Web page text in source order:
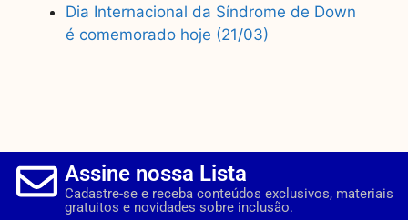
Dia Internacional da Síndrome de Down
é comemorado hoje (21/03)
Assine nossa Lista
Cadastre-se e receba conteúdos exclusivos, materiais
gratuitos e novidades sobre inclusão.